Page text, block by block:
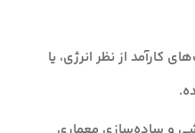
کارآمد از نظر انرژی، یا